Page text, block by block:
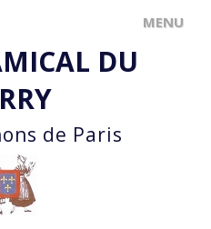
DU
de Paris